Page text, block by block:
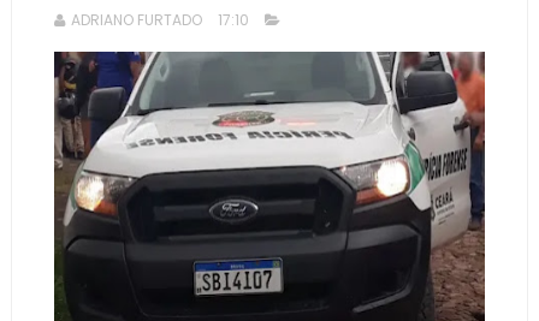
ADRIANO FURTADO 17:10